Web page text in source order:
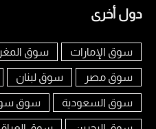
دول أخرى
سوق الإمارات سوق
سوق مصر سوق لبنان
سوق السعودية سوق